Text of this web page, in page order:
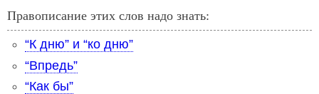
Правописание этих слов надо знать:
“К дню” и “ко дню”
“Впредь”
“Как бы”